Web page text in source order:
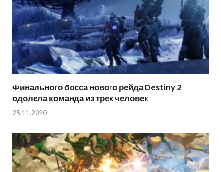
Финального босса нового рейда Destiny 2
одолела команда из трех человек
25.11.2020